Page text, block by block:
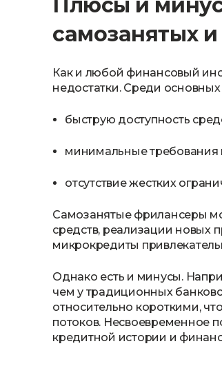
Плюсы и
самозанятых
Как и любой финансовый
недостатки. Среди
быструю доступность
минимальные требования
отсутствие жестких
Самозанятые фрилансеры
средств, реализации новых
микрокредиты
Однако есть и минусы.
чем у традиционных
относительно короткими,
потоков. Несвоевременное
кредитной истории и